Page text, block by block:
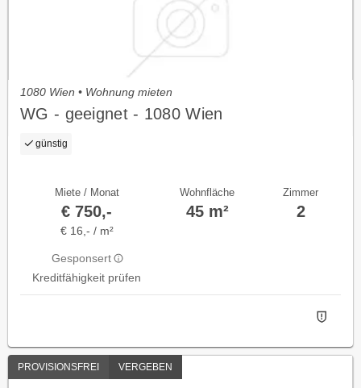
1080 Wien • Wohnung mieten
WG - geeignet - 1080 Wien
günstig
Miete / Monat
€ 750,-
€ 16,- / m²
Gesponsert
Kreditfähigkeit prüfen
Wohnfläche
45 m²
Zimmer
2
PROVISIONSFREI VERGEBEN